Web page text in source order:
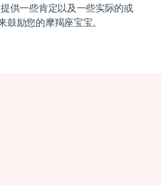
供一些肯定以及一些实际的或
鼓励您的摩羯座宝宝。